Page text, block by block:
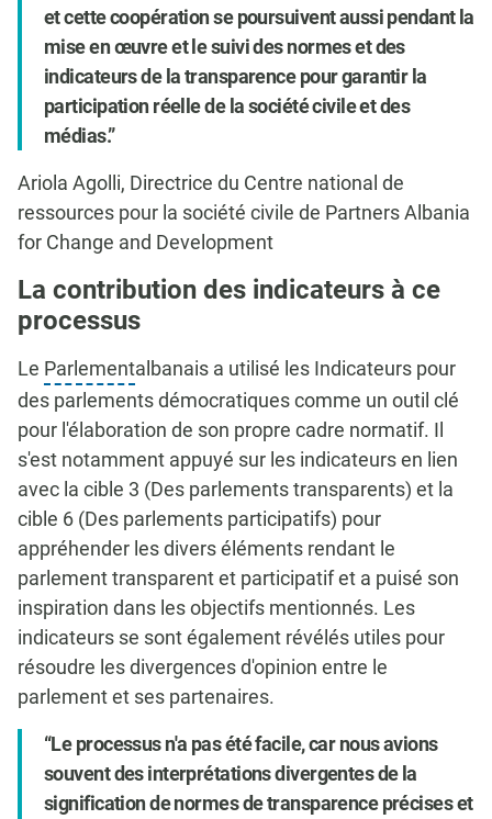
et cette coopération se poursuivent aussi pendant la
mise en œuvre et le suivi des normes et des
indicateurs de la transparence pour garantir la
participation réelle de la société civile et des
médias.
Ariola Agolli, Directrice du Centre national de
ressources pour la société civile de Partners Albania
for Change and Development
La contribution des indicateurs à ce
processus
Le Parlementalbanais a utilisé les Indicateurs pour
des parlements démocratiques comme un outil clé
pour l'élaboration de son propre cadre normatif. Il
s'est notamment appuyé sur les indicateurs en lien
avec la cible 3 (Des parlements transparents) et la
cible 6 (Des parlements participatifs) pour
appréhender les divers éléments rendant le
parlement transparent et participatif et a puisé son
inspiration dans les objectifs mentionnés. Les
indicateurs se sont également révélés utiles pour
résoudre les divergences d'opinion entre le
parlement et ses partenaires.
Le processus n'a pas été facile, car nous avions
souvent des interprétations divergentes de la
signification de normes de transparence précises et